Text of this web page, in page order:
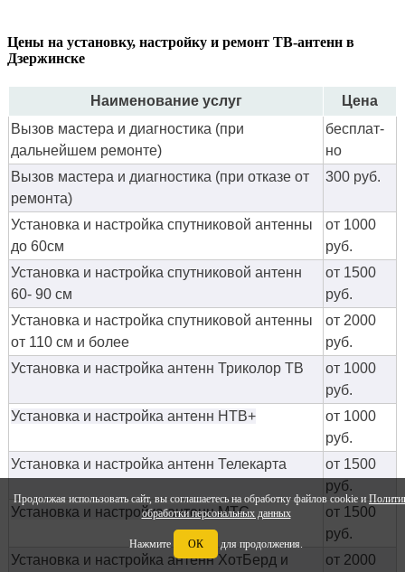
Продолжая использовать сайт, вы соглашаетесь на обработку файлов cookie и
обработки персональных данных
Нажмите ОК для продолжения.
Цены на установку, настройку и ремонт ТВ-антенн в
Дзержинске
Наименование услуг
Цена
Вызов мастера и диагностика (при
дальнейшем ремонте)
бес­плат­
но
Вызов мастера и диагностика (при отказе от
ремонта)
300 руб.
Установка и настройка спутниковой антенны
до 60см
от 1000
руб.
Установка и настройка спутниковой антенн
60- 90 см
от 1500
руб.
Установка и настройка спутниковой антенны
от 110 см и более
от 2000
руб.
Установка и настройка антенн Триколор ТВ
от 1000
руб.
Установка и настройка антенн НТВ+
от 1000
руб.
Установка и настройка антенн Телекарта
от 1500
руб.
Установка и настройка антенн МТС
от 1500
руб.
Установка и настройка антенн ХотБерд и
от 2000